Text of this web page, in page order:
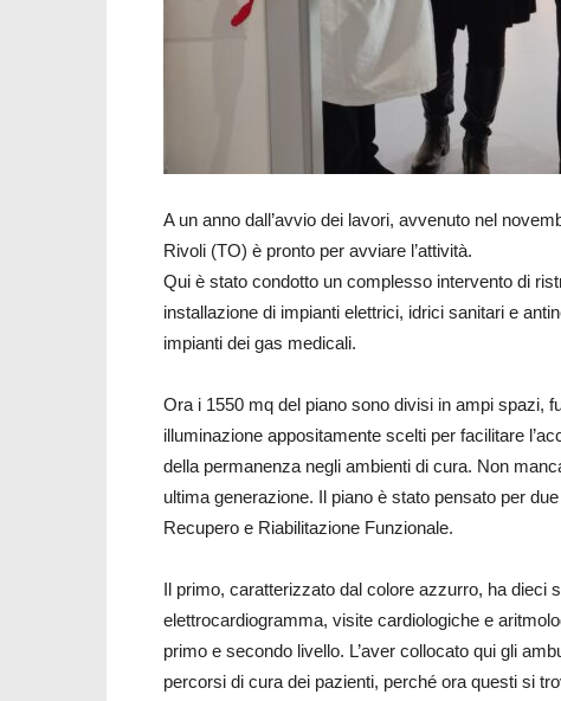
A un anno dall’avvio dei lavori, avvenuto nel
Rivoli (TO) è pronto per avviare l’attività.
Qui è stato condotto un complesso intervento di
installazione di impianti elettrici, idrici sanitari e
impianti dei gas medicali.
Ora i 1550 mq del piano sono divisi in ampi spazi,
illuminazione appositamente scelti per facilitare
della permanenza negli ambienti di cura. Non
ultima generazione. Il piano è stato pensato per
Recupero e Riabilitazione Funzionale.
Il primo, caratterizzato dal colore azzurro, ha dieci
elettrocardiogramma, visite cardiologiche e
primo e secondo livello. L’aver collocato qui gli
percorsi di cura dei pazienti, perché ora questi si